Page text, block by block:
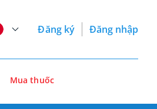
Đăng ký Đăng nhập
Mua thuốc